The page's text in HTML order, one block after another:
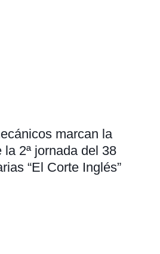
marcan la
2ª jornada del 38
“El Corte Inglés”